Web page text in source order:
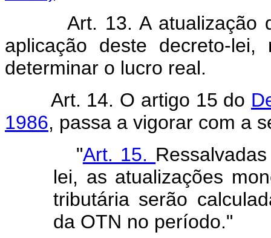
Art. 13. A atualização
aplicação deste decreto-
determinar o lucro real.
Art. 14. O artigo 15 do
1986, passa a vigorar com a
"Art. 15.
lei, as atualizações
tributária serão
da OTN no período."